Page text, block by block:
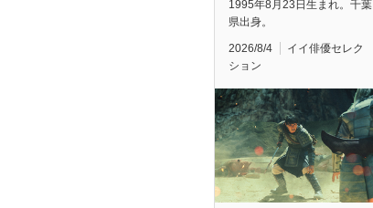
1995年8月23日生まれ。千葉
県出身。
2026/8/4
イイ俳優セレク
ション